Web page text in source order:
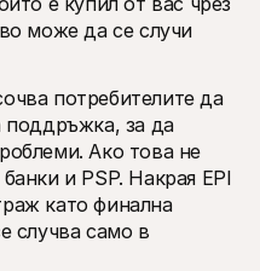
може да се случи
потребителите да
поддръжка, за да
Ако това не
и PSP. Накрая EPI
като финална
случва само в